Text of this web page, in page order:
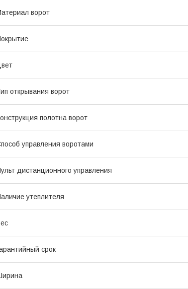
ворот
открывания ворот
полотна ворот
управления воротами
дистанционного управления
утеплителя
срок